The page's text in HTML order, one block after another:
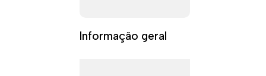
Informação geral